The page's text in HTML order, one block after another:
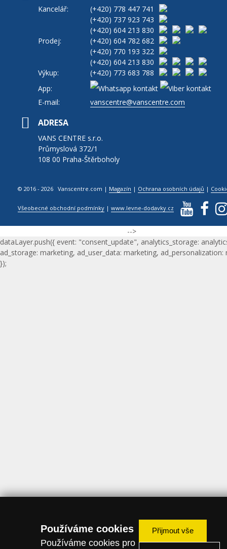
Kancelář: (+420) 778 447 741
(+420) 737 923 743
(+420) 604 213 830
Prodej:
(+420) 604 782 682
(+420) 770 193 322
(+420) 604 213 830
Výkup:
(+420) 773 683 788
App:
E-mail:
vanscentre@vanscentre.com
ADRESA
VANS CENTRE s.r.o.
Průmyslová 372/1
108 00 Praha-Štěrboholy
© 2016 - 2026 Vanscentre.com | Magazín | Ochrana osobních údajů |
Všeobecné obchodní podmínky |www.levne-dodavky.cz
-->
dataLayer.push({ event: "consent_update", analytics_storage:
ad_storage: marketing, ad_user_data: marketing, ad_personalization:
});
Používáme cookies
Používáme cookies pro
Přijmout vše